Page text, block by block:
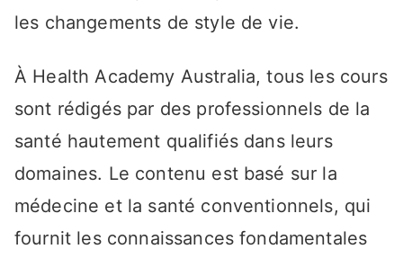
les changements de style de vie.
À Health Academy Australia, tous les cours
sont rédigés par des professionnels de la
santé hautement qualifiés dans leurs
domaines. Le contenu est basé sur la
médecine et la santé conventionnels, qui
fournit les connaissances fondamentales